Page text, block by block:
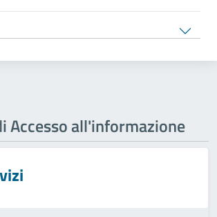
Accesso all'informazione